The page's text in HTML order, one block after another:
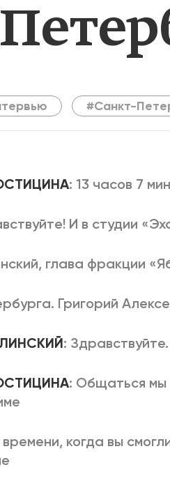
2025
ВЫХОД
ВСЕ
#Санкт-
: 13 часов 7
И в студии
глава фракции
Григорий
: Здравствуйте.
: Общаться мы
времени, когда вы